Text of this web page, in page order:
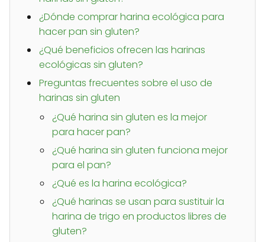
¿Dónde comprar harina ecológica para
hacer pan sin gluten?
¿Qué beneficios ofrecen las harinas
ecológicas sin gluten?
Preguntas frecuentes sobre el uso de
harinas sin gluten
¿Qué harina sin gluten es la mejor
para hacer pan?
¿Qué harina sin gluten funciona mejor
para el pan?
¿Qué es la harina ecológica?
¿Qué harinas se usan para sustituir la
harina de trigo en productos libres de
gluten?